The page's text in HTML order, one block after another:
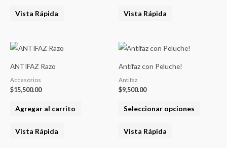
Vista Rápida Vista Rápida
ANTIFAZ Razo
Accesorios
$15,500.00
Agregar al carrito
Vista Rápida
Antifaz con Peluche!
Antifaz
$9,500.00
Seleccionar opciones
Vista Rápida